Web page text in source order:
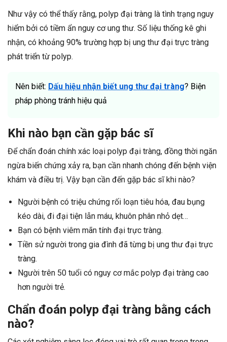
Như vậy có thể thấy rằng, polyp đại tràng là tình trạng nguy
hiểm bởi có tiềm ẩn nguy cơ ung thư. Số liệu thống kê ghi
nhận, có khoảng 90% trường hợp bị ung thư đại trực tràng
phát triển từ polyp.
Nên biết: Dấu hiệu nhận biết ung thư đại tràng? Biện
pháp phòng tránh hiệu quả
Khi nào bạn cần gặp bác sĩ
Để chẩn đoán chính xác loại polyp đại tràng, đồng thời ngăn
ngừa biến chứng xảy ra, bạn cần nhanh chóng đến bệnh viện
khám và điều trị. Vậy bạn cần đến gặp bác sĩ khi nào?
Người bệnh có triệu chứng rối loạn tiêu hóa, đau bụng
kéo dài, đi đại tiện lẫn máu, khuôn phân nhỏ dẹt…
Bạn có bệnh viêm mãn tính đại trực tràng.
Tiền sử người trong gia đình đã từng bị ung thư đại trực
tràng.
Người trên 50 tuổi có nguy cơ mắc polyp đại tràng cao
hơn người trẻ.
Chẩn đoán polyp đại tràng bằng cách
nào?